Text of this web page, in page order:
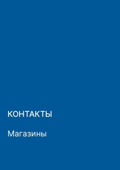
КОНТАКТЫ
Магазины